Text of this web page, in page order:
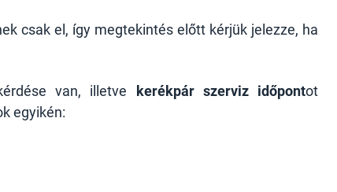
csak el, így megtekintés előtt kérjük jelezze, ha
van, illetve kerékpár szerviz időpontot
egyikén: